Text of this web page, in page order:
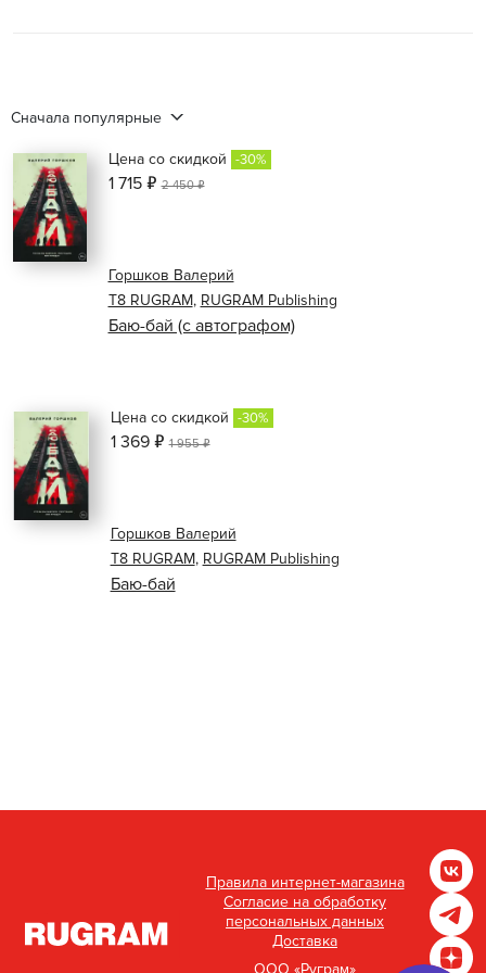
Сначала популярные
Баю-бай (с автографом)
Горшков Валерий
Т8 RUGRAM, RUGRAM Publishing
Цена со скидкой -30%
1 715 ₽2 450 ₽
Баю-бай
Горшков Валерий
Т8 RUGRAM, RUGRAM Publishing
Цена со скидкой -30%
1 369 ₽1 955 ₽
Правила интернет-магазина
Согласие на обработку
персональных данных
Доставка
ООО «Руграм»